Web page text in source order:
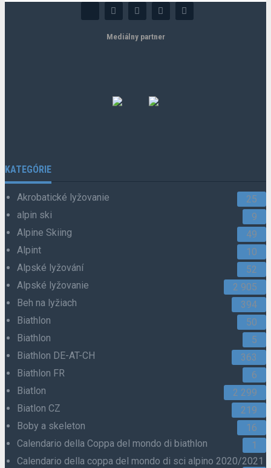
Mediálny partner
KATEGÓRIE
Akrobatické lyžovanie
25
alpin ski
9
Alpine Skiing
49
Alpint
10
Alpské lyžování
52
Alpské lyžovanie
2 905
Beh na lyžiach
394
Biathlon
50
Biathlon
5
Biathlon DE-AT-CH
363
Biathlon FR
6
Biatlon
2 299
Biatlon CZ
219
Boby a skeleton
16
Calendario della Coppa del mondo di biathlon
1
Calendario della coppa del mondo di sci alpino 2020/2021